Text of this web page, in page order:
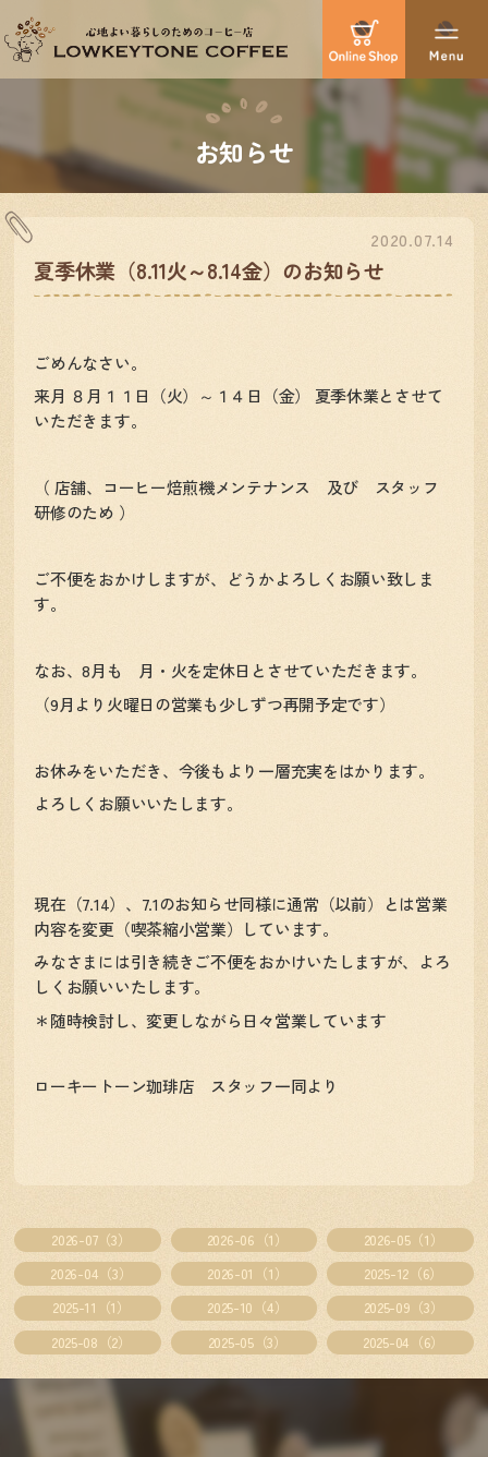
お知らせ
2020.07.14
夏季休業（8.11火～8.14金）のお知らせ
ごめんなさい。
来月 ８月１１日（火）～１４日（金） 夏季休業とさせて
いただきます。
（ 店舗、コーヒー焙煎機メンテナンス 及び スタッフ
研修のため ）
ご不便をおかけしますが、どうかよろしくお願い致しま
す。
なお、8月も 月・火を定休日とさせていただきます。
（9月より火曜日の営業も少しずつ再開予定です）
お休みをいただき、今後もより一層充実をはかります。
よろしくお願いいたします。
現在（7.14）、7.1のお知らせ同様に通常（以前）とは営業
内容を変更（喫茶縮小営業）しています。
みなさまには引き続きご不便をおかけいたしますが、よろ
しくお願いいたします。
＊随時検討し、変更しながら日々営業しています
ローキートーン珈琲店 スタッフ一同より
2026-07（3） 2026-06（1）
2026-05（1）
2026-04（3）
2026-01（1）
2025-12（6）
2025-11（1）
2025-10（4）
2025-09（3）
2025-08（2）
2025-05（3） 2025-04（6）